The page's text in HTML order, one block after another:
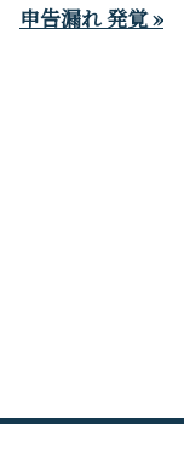
申告漏れ 発覚 »